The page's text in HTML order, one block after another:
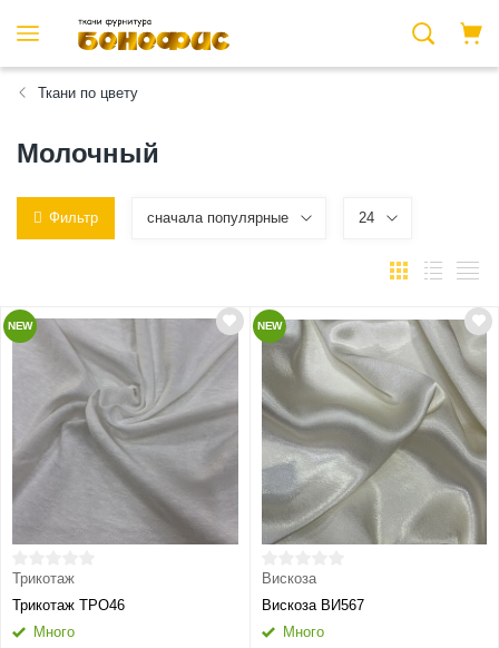
Ткани по цвету
Молочный
Фильтр сначала популярные 24
NEW
Трикотаж
Трикотаж ТРО46
Много
NEW
Вискоза
Вискоза ВИ567
Много